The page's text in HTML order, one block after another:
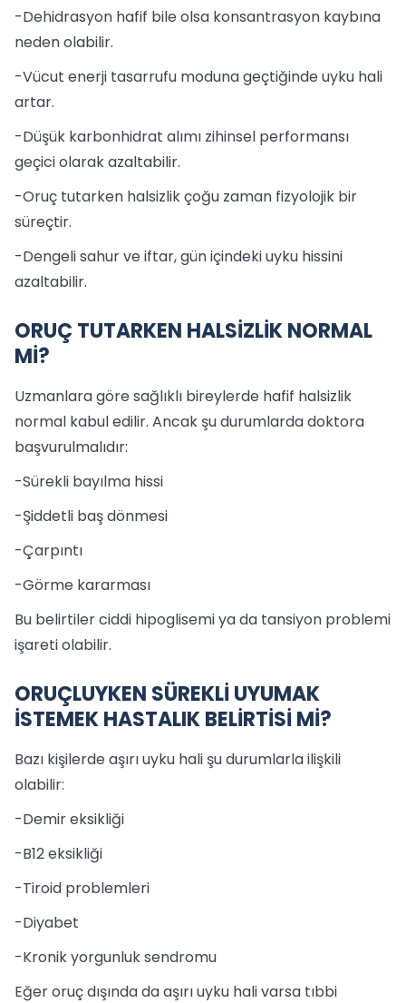
-Dehidrasyon hafif bile olsa konsantrasyon kaybına
neden olabilir.
-Vücut enerji tasarrufu moduna geçtiğinde uyku hali
artar.
-Düşük karbonhidrat alımı zihinsel performansı
geçici olarak azaltabilir.
-Oruç tutarken halsizlik çoğu zaman fizyolojik bir
süreçtir.
-Dengeli sahur ve iftar, gün içindeki uyku hissini
azaltabilir.
ORUÇ TUTARKEN HALSİZLİK NORMAL
Mİ?
Uzmanlara göre sağlıklı bireylerde hafif halsizlik
normal kabul edilir. Ancak şu durumlarda doktora
başvurulmalıdır:
-Sürekli bayılma hissi
-Şiddetli baş dönmesi
-Çarpıntı
-Görme kararması
Bu belirtiler ciddi hipoglisemi ya da tansiyon problemi
işareti olabilir.
ORUÇLUYKEN SÜREKLİ UYUMAK
İSTEMEK HASTALIK BELİRTİSİ Mİ?
Bazı kişilerde aşırı uyku hali şu durumlarla ilişkili
olabilir:
-Demir eksikliği
-B12 eksikliği
-Tiroid problemleri
-Diyabet
-Kronik yorgunluk sendromu
Eğer oruç dışında da aşırı uyku hali varsa tıbbi